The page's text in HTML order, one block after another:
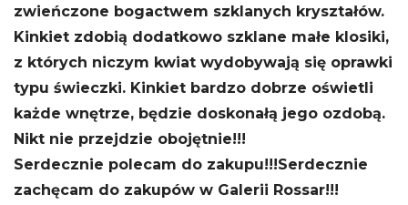
zwieńczone bogactwem szklanych kryształów.
Kinkiet zdobią dodatkowo szklane małe klosiki,
z których niczym kwiat wydobywają się oprawki
typu świeczki. Kinkiet bardzo dobrze oświetli
każde wnętrze, będzie doskonałą jego ozdobą.
Nikt nie przejdzie obojętnie!!!
Serdecznie polecam do zakupu!!!Serdecznie
zachęcam do zakupów w Galerii Rossar!!!